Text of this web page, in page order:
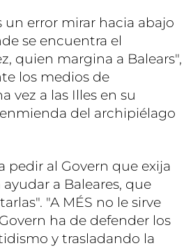
error mirar hacia abajo
se encuentra el
quien margina a Balears",
los medios de
vez a las Illes en su
del archipiélago
pedir al Govern que exija
a Baleares, que
"A MÉS no le sirve
ha de defender los
y trasladando la